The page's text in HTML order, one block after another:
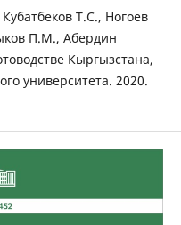
Т.С., Ногоев
П.М., Абердин
Кыргызстана,
университета. 2020.